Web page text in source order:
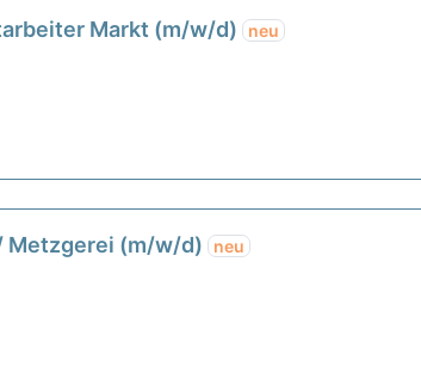
Markt (m/w/d) neu
Metzgerei (m/w/d) neu